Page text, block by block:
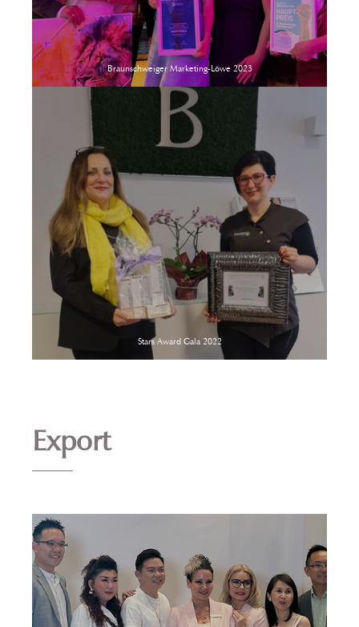
Braunschweiger Marketing-Löwe 2023
Stars Award Gala 2022
Export